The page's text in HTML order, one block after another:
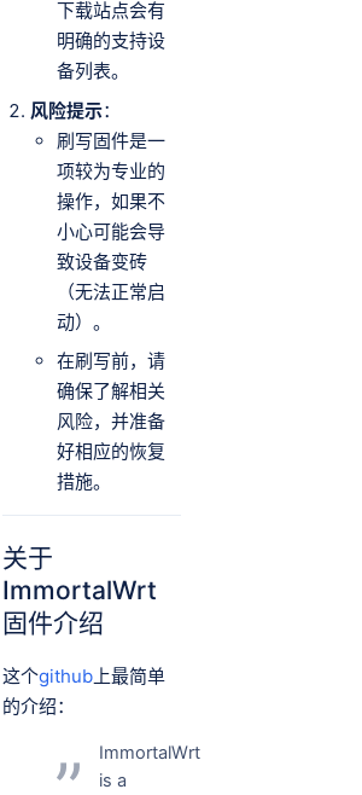
下载站点会有
明确的支持设
备列表。
风险提示：
刷写固件是一
项较为专业的
操作，如果不
小心可能会导
致设备变砖
（无法正常启
动）。
在刷写前，请
确保了解相关
风险，并准备
好相应的恢复
措施。
关于
ImmortalWrt
固件介绍
这个github 上最简单
的介绍：
ImmortalWrt
is a